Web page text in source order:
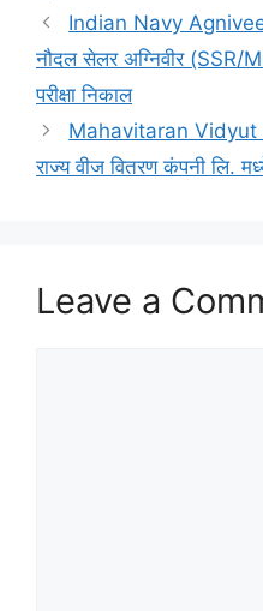
Indian Navy
नौदल सेलर अग्निवीर
परीक्षा निकाल
Mahavitaran Vidyut
राज्य वीज वितरण कंपनी लि.
Leave a